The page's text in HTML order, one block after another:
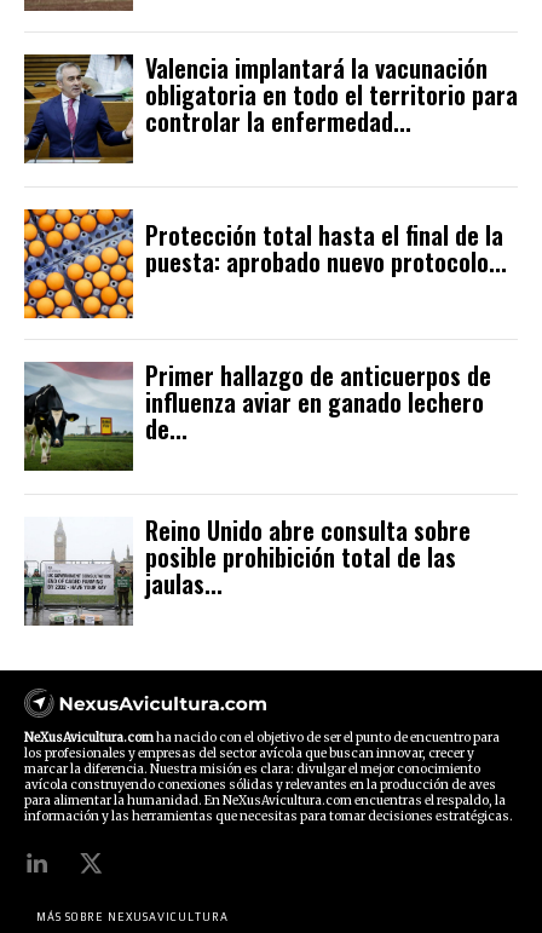
Valencia implantará la vacunación
obligatoria en todo el territorio para
controlar la enfermedad...
Protección total hasta el final de la
puesta: aprobado nuevo protocolo...
Primer hallazgo de anticuerpos de
influenza aviar en ganado lechero
de...
Reino Unido abre consulta sobre
posible prohibición total de las
jaulas...
NeXusAvicultura.comha nacido con el objetivo de ser el punto de encuentro para
los profesionales y empresas del sector avícola que buscan innovar, crecer y
marcar la diferencia. Nuestra misión es clara: divulgar el mejor conocimiento
avícola construyendo conexiones sólidas y relevantes en la producción de aves
para alimentar la humanidad. En NeXusAvicultura.com encuentras el respaldo, la
información y las herramientas que necesitas para tomar decisiones estratégicas.
MÁS SOBRE NEXUSAVICULTURA